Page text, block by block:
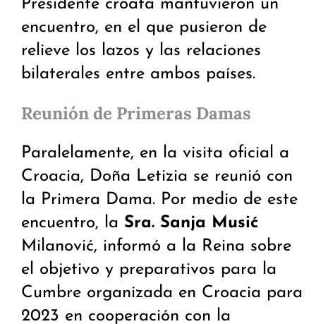
Presidente croata mantuvieron un
encuentro, en el que pusieron de
relieve los lazos y las relaciones
bilaterales entre ambos países.
Reunión de Primeras Damas
Paralelamente, en la visita oficial a
Croacia, Doña Letizia se reunió con
la Primera Dama. Por medio de este
encuentro, la Sra. Sanja Musić
Milanović, informó a la Reina sobre
el objetivo y preparativos para la
Cumbre organizada en Croacia para
2023 en cooperación con la